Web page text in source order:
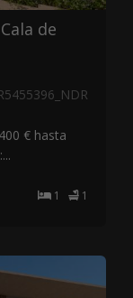
de
€ hasta
1 1